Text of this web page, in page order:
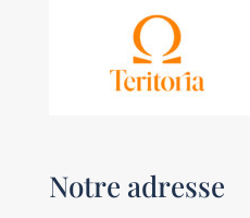
Notre adresse